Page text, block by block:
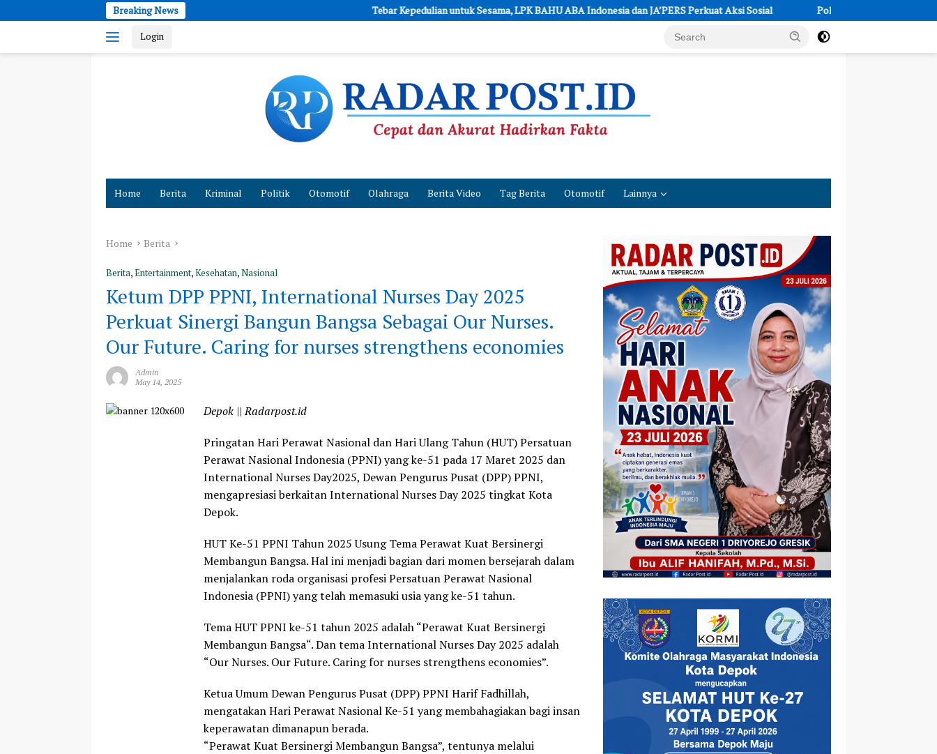
to
Breaking News Tebar Kepedulian untuk Sesama, LPK BAHU ABA Indonesia dan JA’PERS Perkuat Aksi Sosial Polres Kebumen Siapkan Trainer AI untuk
Login
Home Berita Kriminal Politik Otomotif Olahraga Berita Video Tag Berita Otomotif Lainnya
Home Berita
Berita,Entertainment,Kesehatan,Nasional
Ketum DPP PPNI, International Nurses Day 2025
Perkuat Sinergi Bangun Bangsa Sebagai Our Nurses.
Our Future. Caring for nurses strengthens economies
Admin
May 14, 2025
Depok || Radarpost.id
Pringatan Hari Perawat Nasional dan Hari Ulang Tahun (HUT) Persatuan
Perawat Nasional Indonesia (PPNI) yang ke-51 pada 17 Maret 2025 dan
International Nurses Day2025, Dewan Pengurus Pusat (DPP) PPNI,
mengapresiasi berkaitan International Nurses Day 2025 tingkat Kota
Depok.
HUT Ke-51 PPNI Tahun 2025 Usung Tema Perawat Kuat Bersinergi
Membangun Bangsa. Hal ini menjadi bagian dari momen bersejarah dalam
menjalankan roda organisasi profesi Persatuan Perawat Nasional
Indonesia (PPNI) yang telah memasuki usia yang ke-51 tahun.
Tema HUT PPNI ke-51 tahun 2025 adalah “Perawat Kuat Bersinergi
Membangun Bangsa“. Dan tema International Nurses Day 2025 adalah
“Our Nurses. Our Future. Caring for nurses strengthens economies”.
Ketua Umum Dewan Pengurus Pusat (DPP) PPNI Harif Fadhillah,
mengatakan Hari Perawat Nasional Ke-51 yang membahagiakan bagi insan
keperawatan dimanapun berada.
“Perawat Kuat Bersinergi Membangun Bangsa”, tentunya melalui